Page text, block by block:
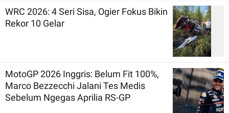
WRC 2026: 4 Seri Sisa, Ogier Fokus Bikin
Rekor 10 Gelar
MotoGP 2026 Inggris: Belum Fit 100%,
Marco Bezzecchi Jalani Tes Medis
Sebelum Ngegas Aprilia RS-GP